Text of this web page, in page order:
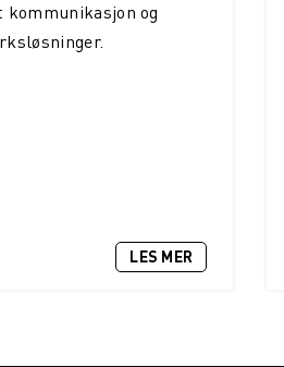
kommunikasjon og
LES MER